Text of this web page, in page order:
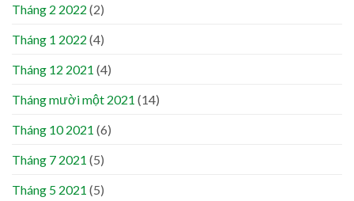
Tháng 2 2022 (2)
Tháng 1 2022 (4)
Tháng 12 2021 (4)
Tháng mười một 2021 (14)
Tháng 10 2021 (6)
Tháng 7 2021 (5)
Tháng 5 2021 (5)